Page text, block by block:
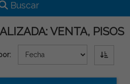
navigation
Buscar
VENTA, PISOS